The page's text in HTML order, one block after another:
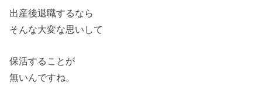
出産後退職するなら
そんな大変な思いして
保活することが
無いんですね。